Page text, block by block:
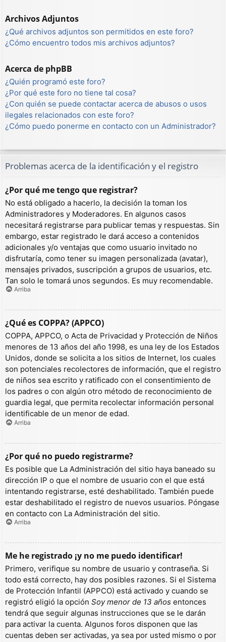
Archivos Adjuntos
¿Qué archivos adjuntos son permitidos en este foro?
¿Cómo encuentro todos mis archivos adjuntos?
Acerca de phpBB
¿Quién programó este foro?
¿Por qué este foro no tiene tal cosa?
¿Con quién se puede contactar acerca de abusos o usos
ilegales relacionados con este foro?
¿Cómo puedo ponerme en contacto con un Administrador?
Problemas acerca de la identificación y el registro
¿Por qué me tengo que registrar?
No está obligado a hacerlo, la decisión la toman los
Administradores y Moderadores. En algunos casos
necesitará registrarse para publicar temas y respuestas. Sin
embargo, estar registrado le dará acceso a contenidos
adicionales y/o ventajas que como usuario invitado no
disfrutaría, como tener su imagen personalizada (avatar),
mensajes privados, suscripción a grupos de usuarios, etc.
Tan solo le tomará unos segundos. Es muy recomendable.
Arriba
¿Qué es COPPA? (APPCO)
COPPA, APPCO, o Acta de Privacidad y Protección de Niños
menores de 13 años del año 1998, es una ley de los Estados
Unidos, donde se solicita a los sitios de Internet, los cuales
son potenciales recolectores de información, que el registro
de niños sea escrito y ratificado con el consentimiento de
los padres o con algún otro método de reconocimiento de
guardia legal, que permita recolectar información personal
identificable de un menor de edad.
Arriba
¿Por qué no puedo registrarme?
Es posible que La Administración del sitio haya baneado su
dirección IP o que el nombre de usuario con el que está
intentando registrarse, esté deshabilitado. También puede
estar deshabilitado el registro de nuevos usuarios. Póngase
en contacto con La Administración del sitio.
Arriba
Me he registrado ¡y no me puedo identificar!
Primero, verifique su nombre de usuario y contraseña. Si
todo está correcto, hay dos posibles razones. Si el Sistema
de Protección Infantil (APPCO) está activado y cuando se
registró eligió la opción Soy menor de 13 años entonces
tendrá que seguir algunas instrucciones que se le darán
para activar la cuenta. Algunos foros disponen que las
cuentas deben ser activadas, ya sea por usted mismo o por